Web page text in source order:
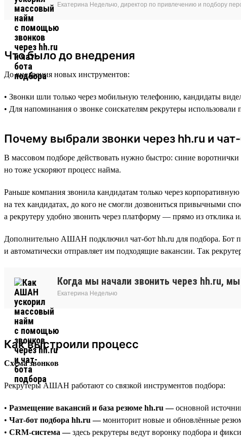
Екатерина Недельчо, директор по привлечению и подбору
Что было до внедрения
До внедрения новых инструментов:
• Звонки шли только через мобильную телефонию, кандидаты
• Для напоминания о звонке соискателям рекрутеры
Почему выбрали звонки через hh.ru и
В массовом подборе действовать нужно быстро: синие
но тоже ускоряют процесс найма.
Раньше компания звонила кандидатам только через
на тех кандидатах, до кого не смогли дозвониться привычными
а рекрутеру удобно звонить через платформу — прямо из отклика
Дополнительно АШАН подключил чат-бот hh.ru для подбора. Бот
и автоматически отправляет им подходящие вакансии. Так
Когда мы начали звонить через hh.ru,
Екатерина Недельчо
Как выстроили процесс
Схема звонков
Рекрутеры АШАН работают со связкой инструментов подбора:
• Размещение вакансий и база резюме hh.ru —основной
• Чат-бот подбора hh.ru —мониторит новые и обновлённые
• CRM-система —здесь рекрутеры ведут воронку подбора и